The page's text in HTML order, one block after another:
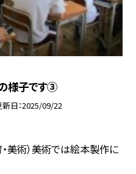
様子です③
新日 2025/09/22
・美術）美術では絵本製作に